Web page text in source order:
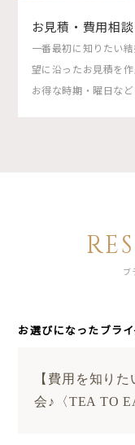
お見積・費用相
一番最初に知りたい
望に沿ったお見積を
お得な時期・曜日など
ブ
お選びになったブラ
【費用を知り
会♪〈TEA TO